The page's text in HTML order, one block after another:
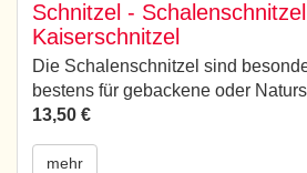
Schnitzel -
Kaiserschnitzel
Die Schalenschnitzel sind
bestens für gebackene oder
13,50 €
mehr